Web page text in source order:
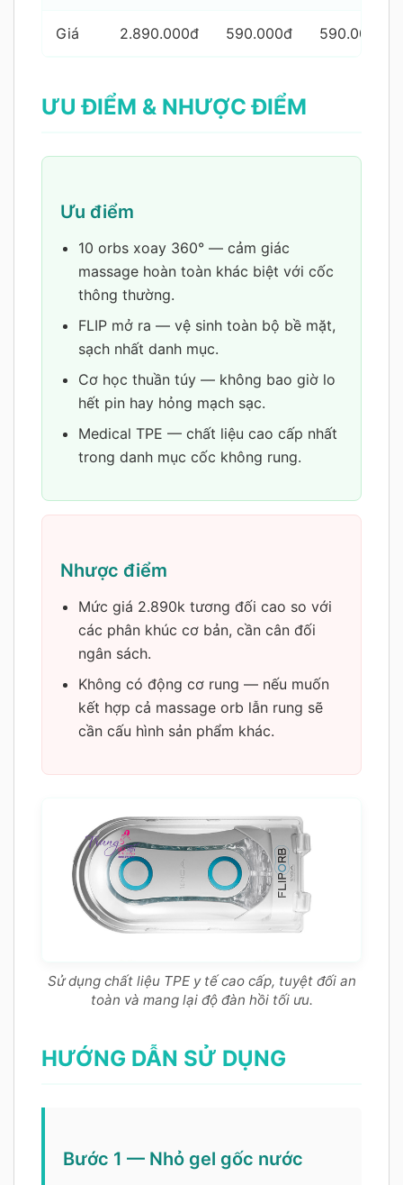
Giá 2.890.000đ 590.000đ 590.000đ
ƯU ĐIỂM & NHƯỢC ĐIỂM
Ưu điểm
10 orbs xoay 360° — cảm giác
massage hoàn toàn khác biệt với cốc
thông thường.
FLIP mở ra — vệ sinh toàn bộ bề mặt,
sạch nhất danh mục.
Cơ học thuần túy — không bao giờ lo
hết pin hay hỏng mạch sạc.
Medical TPE — chất liệu cao cấp nhất
trong danh mục cốc không rung.
Nhược điểm
Mức giá 2.890k tương đối cao so với
các phân khúc cơ bản, cần cân đối
ngân sách.
Không có động cơ rung — nếu muốn
kết hợp cả massage orb lẫn rung sẽ
cần cấu hình sản phẩm khác.
Sử dụng chất liệu TPE y tế cao cấp, tuyệt đối an
toàn và mang lại độ đàn hồi tối ưu.
HƯỚNG DẪN SỬ DỤNG
Bước 1 — Nhỏ gel gốc nước